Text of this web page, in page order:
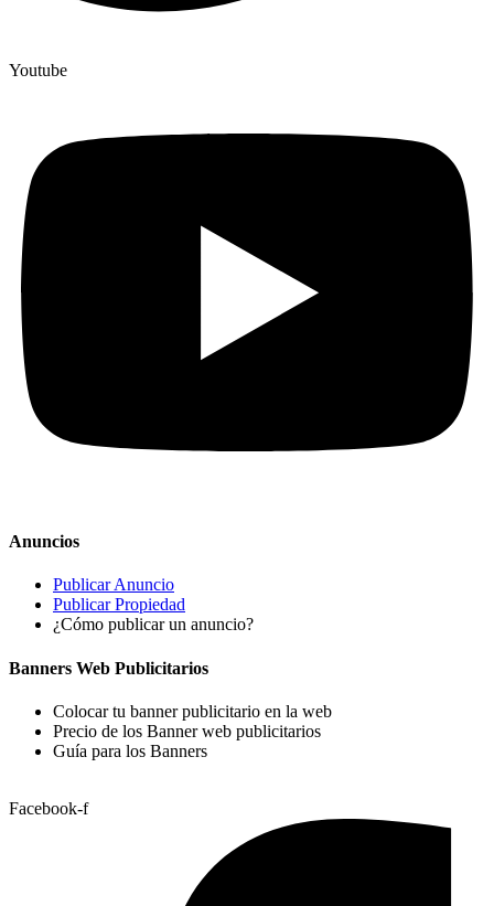
Youtube
Anuncios
Publicar Anuncio
Publicar Propiedad
¿Cómo publicar un anuncio?
Banners Web Publicitarios
Colocar tu banner publicitario en la web
Precio de los Banner web publicitarios
Guía para los Banners
Facebook-f